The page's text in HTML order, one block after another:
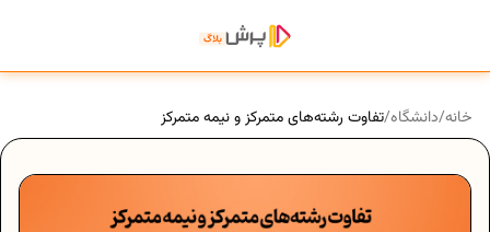
خانه/دانشگاه/تفاوت رشته‌های متمرکز و نیمه متمرکز